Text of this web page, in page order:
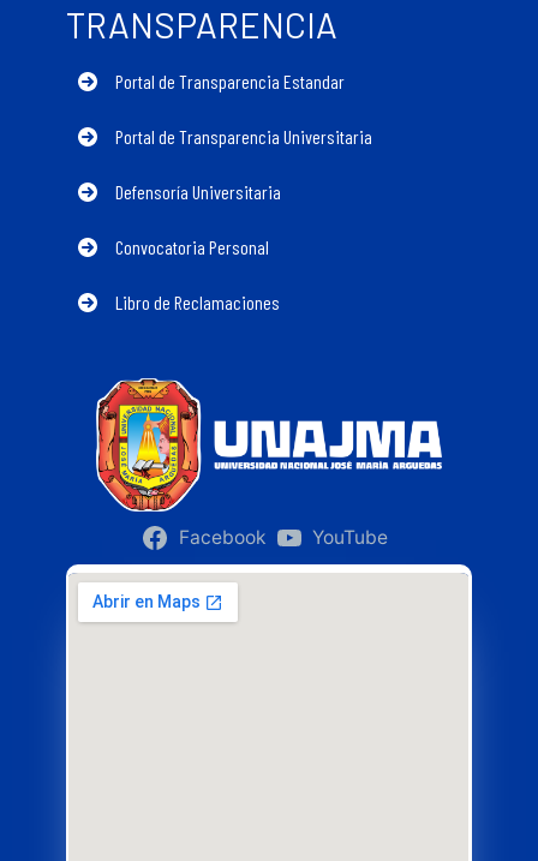
Facebook YouTube
TRANSPARENCIA
Portal de Transparencia Estandar
Portal de Transparencia Universitaria
Defensoría Universitaria
Convocatoria Personal
Libro de Reclamaciones